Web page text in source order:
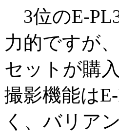
3位のE-
力的ですが
セットが購
撮影機能は
く、バリア